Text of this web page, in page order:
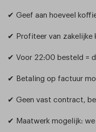
✔ Geef aan hoeveel
✔ Profiteer van zakelijke
✔ Voor 22:00 besteld =
✔ Betaling op factuur
✔ Geen vast contract,
✔ Maatwerk mogelijk: